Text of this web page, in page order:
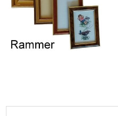
GLAS, PLAST, METAL
KNIPLING